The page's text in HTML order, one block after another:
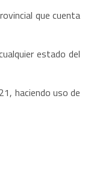
que cuenta
estado del
haciendo uso de